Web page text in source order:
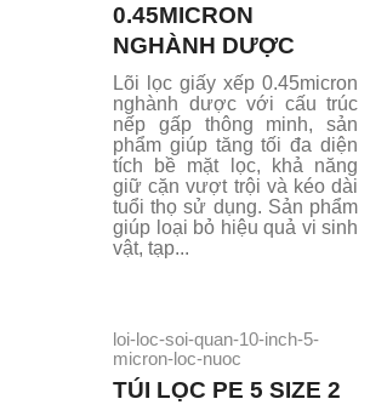
0.45MICRON
NGHÀNH DƯỢC
Lõi lọc giấy xếp 0.45micron
nghành dược với cấu trúc
nếp gấp thông minh, sản
phẩm giúp tăng tối đa diện
tích bề mặt lọc, khả năng
giữ cặn vượt trội và kéo dài
tuổi thọ sử dụng. Sản phẩm
giúp loại bỏ hiệu quả vi sinh
vật, tạp...
loi-loc-soi-quan-10-inch-5-
micron-loc-nuoc
TÚI LỌC PE 5 SIZE 2